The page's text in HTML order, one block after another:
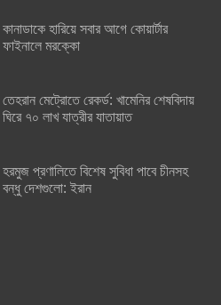
কানাডাকে হারিয়ে সবার আগে কোয়ার্টার
ফাইনালে মরক্কো
তেহরান মেট্রোতে রেকর্ড: খামেনির শেষবিদায়
ঘিরে ৭০ লাখ যাত্রীর যাতায়াত
হরমুজ প্রণালিতে বিশেষ সুবিধা পাবে চীনসহ
বন্ধু দেশগুলো: ইরান